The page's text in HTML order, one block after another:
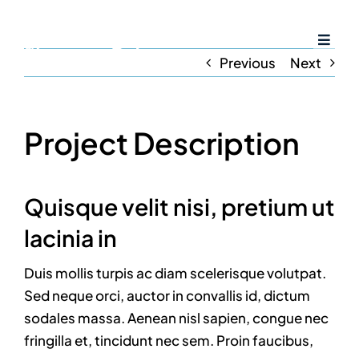
Amenities
Resources
Careers
Previous Next
Project Description
Quisque velit nisi, pretium ut
lacinia in
Duis mollis turpis ac diam scelerisque volutpat.
Sed neque orci, auctor in convallis id, dictum
sodales massa. Aenean nisl sapien, congue nec
fringilla et, tincidunt nec sem. Proin faucibus,